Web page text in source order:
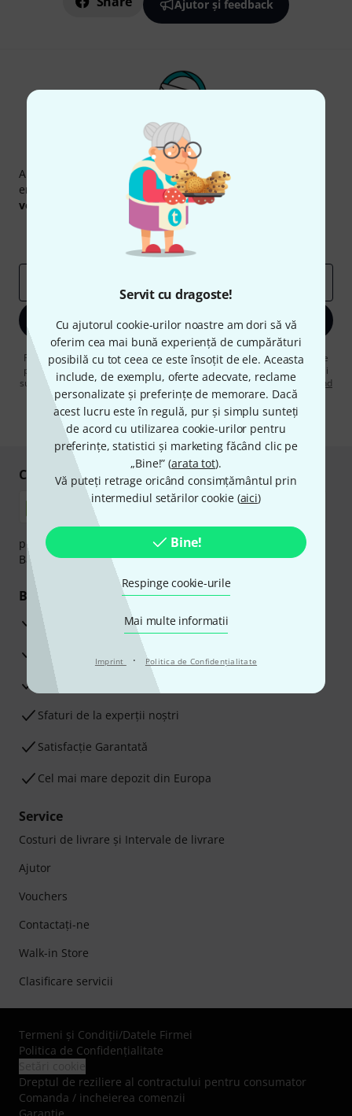
Servit cu dragoste!
Cu ajutorul cookie-urilor noastre am dori să vă
oferim cea mai bună experiență de cumpărături
posibilă cu tot ceea ce este însoțit de ele. Aceasta
include, de exemplu, oferte adecvate, reclame
personalizate și preferințe de memorare. Dacă
acest lucru este în regulă, pur și simplu sunteți
de acord cu utilizarea cookie-urilor pentru
preferințe, statistici și marketing făcând clic pe
„Bine!” (arata tot).
Vă puteți retrage oricând consimțământul prin
intermediul setărilor cookie (aici)
Bine!
Respinge cookie-urile
Mai multe informatii
Imprint · Politica de Confidenţialitate
Ajutor și feedback
Newsletter Thomann
Abonați-vă la buletinul informativ Thomann în limba
engleză și, cu puțin noroc, puteți câștiga unul dintre
voucherele
în valoare de50 €fiecare!
Contribuții inspiraționale
Perspectivele Thomann
Înscrie-te acum
Făcând clic pe „Înscrie-te acum”, sunteți de acord să primiți publicitate
prin e-mail. Vă puteți dezabona în orice moment. Puteți găsi informații
suplimentare despre buletinul informativ înregulamentul nostru privind
protecția datelor .
* Necesar
Cumpărați și plătiți în siguranță
plata se poate efectua în siguranță cu Ramburs, Transfer
Bancar sau Card de credit.
Beneficiile tale
3 Ani Garanție Thomann
Garanţia returnării banilor în 30 de zile
Sfaturi de la experții noștri
Satisfacție Garantată
Cel mai mare depozit din Europa
Service
Costuri de livrare şi Intervale de livrare
Ajutor
Vouchers
Contactaţi-ne
Walk-in Store
Clasificare servicii
Termeni şi Condiţii/Datele Firmei
Politica de Confidenţialitate
Dreptul de reziliere al contractului pentru consumator
Comanda / incheierea comenzii